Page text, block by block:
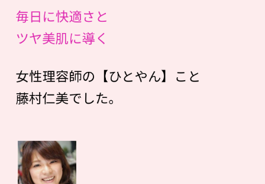
毎日に快適さと
ツヤ美肌に導く
女性理容師の【ひとやん】こと
藤村仁美でした。